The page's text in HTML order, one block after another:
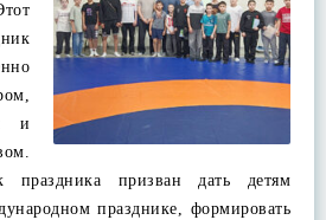
и
праздника призван дать детям
празднике, формировать